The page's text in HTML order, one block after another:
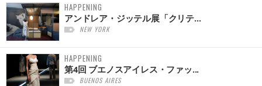
HAPPENING
アンドレア・ジッテル展「クリテ...
NEW YORK
HAPPENING
第4回 ブエノスアイレス・ファッ...
BUENOS AIRES